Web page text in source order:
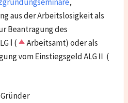
aus der Arbeitslosigkeit als
Beantragung des
l (
Arbeitsamt) oder als
vom Einstiegsgeld ALG II (